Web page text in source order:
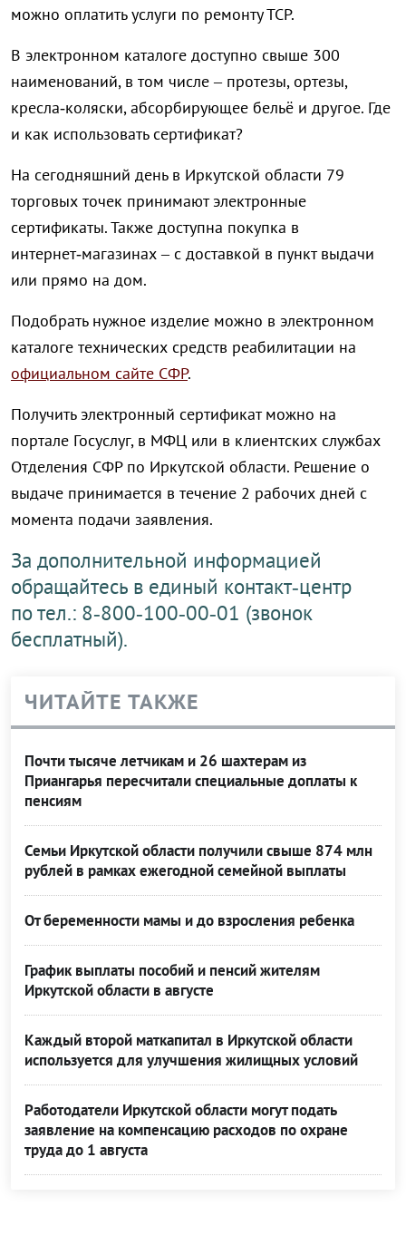
можно оплатить услуги по ремонту ТСР.
В электронном каталоге доступно свыше 300
наименований, в том числе – протезы, ортезы,
кресла‑коляски, абсорбирующее бельё и другое. Где
и как использовать сертификат?
На сегодняшний день в Иркутской области 79
торговых точек принимают электронные
сертификаты. Также доступна покупка в
интернет‑магазинах – с доставкой в пункт выдачи
или прямо на дом.
Подобрать нужное изделие можно в электронном
каталоге технических средств реабилитации на
официальном сайте СФР.
Получить электронный сертификат можно на
портале Госуслуг, в МФЦ или в клиентских службах
Отделения СФР по Иркутской области. Решение о
выдаче принимается в течение 2 рабочих дней с
момента подачи заявления.
За дополнительной информацией
обращайтесь в единый контакт‑центр
по тел.: 8‑800‑100‑00‑01 (звонок
бесплатный).
ЧИТАЙТЕ ТАКЖЕ
Почти тысяче летчикам и 26 шахтерам из
Приангарья пересчитали специальные доплаты к
пенсиям
Семьи Иркутской области получили свыше 874 млн
рублей в рамках ежегодной семейной выплаты
От беременности мамы и до взросления ребенка
График выплаты пособий и пенсий жителям
Иркутской области в августе
Каждый второй маткапитал в Иркутской области
используется для улучшения жилищных условий
Работодатели Иркутской области могут подать
заявление на компенсацию расходов по охране
труда до 1 августа